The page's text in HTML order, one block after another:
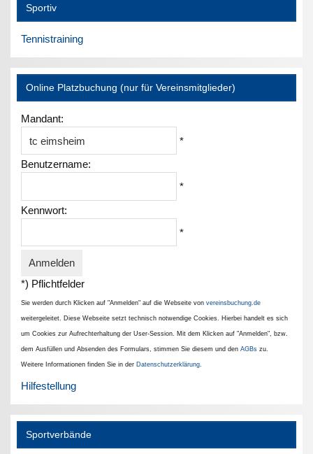
Sportiv
Tennistraining
Online Platzbuchung (nur für Vereinsmitglieder)
Mandant:
*
Benutzername:
*
Kennwort:
*
*) Pflichtfelder
Sie werden durch Klicken auf "Anmelden" auf die Webseite vonvereinsbuchung.de
weitergeleitet. Diese Webseite setzt technisch notwendige Cookies. Hierbei handelt es sich
um Cookies zur Aufrechterhaltung der User-Session. Mit dem Klicken auf "Anmelden", bzw.
dem Ausfüllen und Absenden des Formulars, stimmen Sie diesem und denAGBs zu.
Weitere Informationen finden Sie in der Datenschutzerklärung.
Hilfestellung
Sportverbände